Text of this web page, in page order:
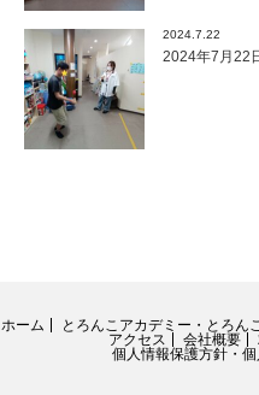
2024.7.22
2024年7月22
ホーム とろんこアカデミー・とろん
アクセス
会社概要
個人情報保護方針・